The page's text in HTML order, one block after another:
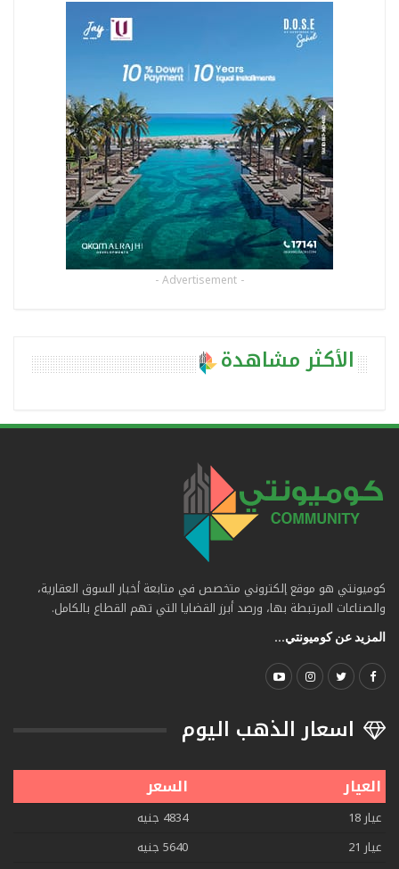
- Advertisement -
الأكثر مشاهدة
كوميونتي هو موقع إلكتروني متخصص في متابعة أخبار السوق العقارية،
والصناعات المرتبطة بها، ورصد أبرز القضايا التي تهم القطاع بالكامل.
المزيد عن كوميونتي...
اسعار الذهب اليوم
العيار السعر
عيار 18
4834 جنيه
عيار 21
5640 جنيه